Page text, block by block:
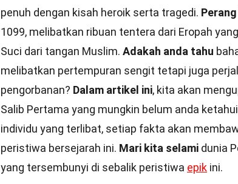
penuh dengan kisah heroik serta tragedi.
1099, melibatkan ribuan tentera dari Eropah
Suci dari tangan Muslim. Adakah anda tahu
melibatkan pertempuran sengit tetapi juga
pengorbanan? Dalam artikel ini, kita akan
Salib Pertama yang mungkin belum anda
individu yang terlibat, setiap fakta akan
peristiwa bersejarah ini. Mari kita selami dunia
yang tersembunyi di sebalik peristiwa epik ini.